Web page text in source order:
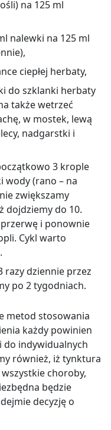
na 125 ml
nalewki na 125 ml
ciepłej herbaty,
do szklanki herbaty
także wetrzeć
w mostek, lewą
nadgarstki i
3 krople
wody (rano – na
zwiększamy
dojdziemy do 10.
i ponownie
Cykl warto
razy dziennie przez
po 2 tygodniach.
metod stosowania
każdy powinien
do indywidualnych
również, iż tynktura
choroby,
będzie
decyzję o